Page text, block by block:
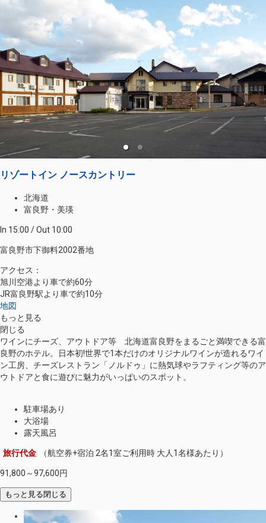
リゾートイン ノースカントリー
北海道
富良野・美瑛
In 15:00 / Out 10:00
富良野市下御料2002番地
アクセス：
旭川空港より車で約60分
JR富良野駅より車で約10分
地図
もっと見る
閉じる
ワインにチーズ、アウトドア等 北海道富良野をまるごと満喫できる富
良野のホテル。日本初!世界で1本だけのオリジナルワインが造れるワイ
ン工房、チーズレストラン「ノルドゥ」に熱気球やラフティング等のア
ウトドアと食に遊びに魅力がいっぱいのスポット。
駐車場あり
大浴場
露天風呂
旅行代金 （航空券+宿泊 2名1室ご利用時 大人1名様あたり）
91,800～97,600円
もっと見る閉じる